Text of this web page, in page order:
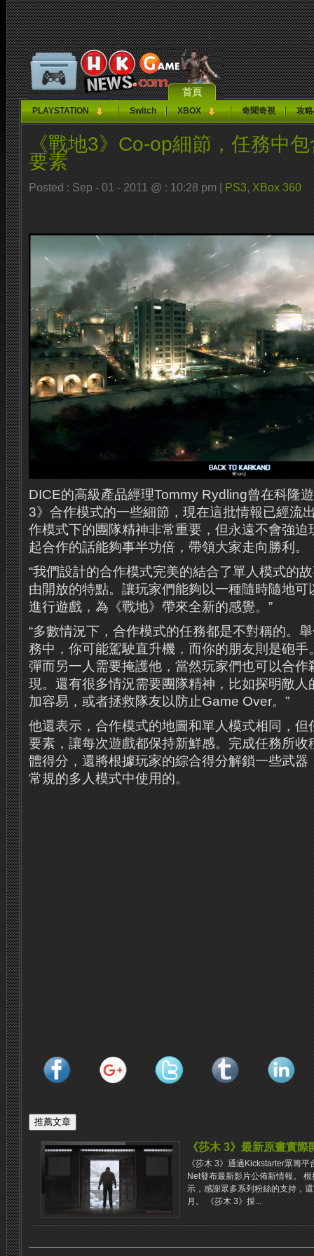
首頁
PLAYSTATION Switch XBOX 奇聞奇視 攻
《戰地3》Co-op細節，任務中
要素
Posted : Sep - 01 - 2011 @ : 10:28 pm | PS3, XBox 360
DICE的高級產品經理Tommy Rydling曾在科隆
3》合作模式的一些細節，現在這批情報已經流
作模式下的團隊精神非常重要，但永遠不會強迫
起合作的話能夠事半功倍，帶領大家走向勝利。
“我們設計的合作模式完美的結合了單人模式的
由開放的特點。讓玩家們能夠以一種隨時隨地
進行遊戲，為《戰地》帶來全新的感覺。”
“多數情況下，合作模式的任務都是不對稱的。
務中，你可能駕駛直升機，而你的朋友則是砲手
彈而另一人需要掩護他，當然玩家們也可以合作
現。還有很多情況需要團隊精神，比如探明敵人
加容易，或者拯救隊友以防止Game Over。”
他還表示，合作模式的地圖和單人模式相同，但
要素，讓每次遊戲都保持新鮮感。 完成任務所收
體得分，還將根據玩家的綜合得分解鎖一些武器
常規的多人模式中使用的。
《莎木 3》最新原畫實際
《莎木 3》通過Kickstarter眾籌
Net發布最新影片公佈新情報。
示，感謝眾多系列粉絲的支持，
月。 《莎木 3》採...